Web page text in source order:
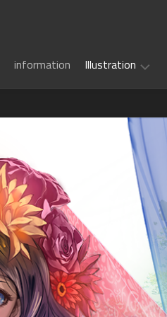
information Illustration
ド
フ
ァ
イ
ト!!
ヴ
Book
Art
Sword
World
2.5
RPG
惑
Game
Art
千
年
戦